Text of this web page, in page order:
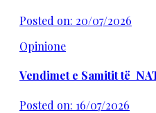
Posted on: 20/07/2026
Opinione
Vendimet e Samitit të
Posted on: 16/07/2026